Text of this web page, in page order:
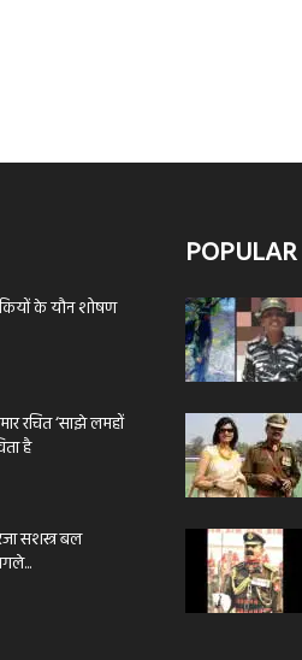
के यौन शोषण
रचित ‘साझे लमहों
है
सशस्त्र बल